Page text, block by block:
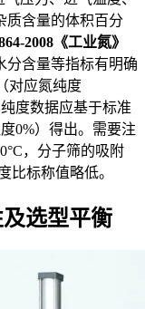
质含量的体积百分
2008《工业氮》
分含量等指标有明确
对应氮纯度
度数据应基于标准
0%）得出。需要注
，分子筛的吸附
比标称值略低。
选型平衡